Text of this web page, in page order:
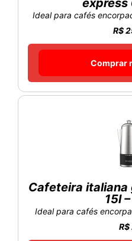
express
Ideal para cafés
R$
Comprar
Cafeteira italiana
15l
Ideal para cafés
R$